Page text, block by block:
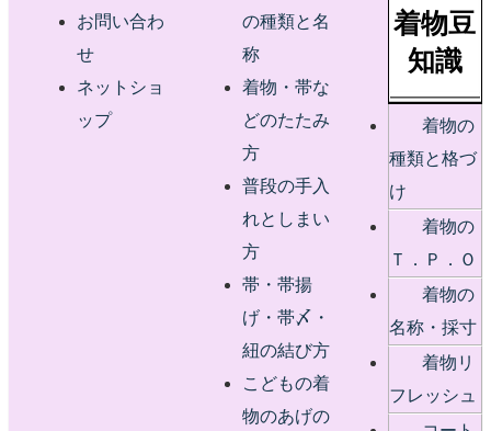
着物豆
知識
着物の
種類と格づ
け
着物の
Ｔ．Ｐ．Ｏ
着物の
名称・採寸
着物リ
フレッシュ
お問い合わ
せ
ネットショ
ップ
の種類と名
称
着物・帯な
どのたたみ
方
普段の手入
れとしまい
方
帯・帯揚
げ・帯〆・
紐の結び方
こどもの着
物のあげの